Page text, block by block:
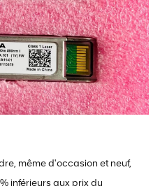
même d'occasion et neuf,
inférieurs aux prix du